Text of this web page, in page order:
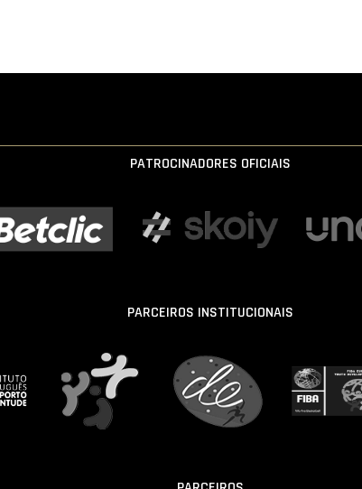
PATROCINADORES OFICIAIS
PARCEIROS INSTITUCIONAIS